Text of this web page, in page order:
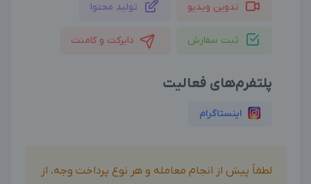
تدوین ویدیو تولید محتوا
ثبت سفارش دایرکت و کامنت
پلتفرم‌های فعالیت
اینستاگرام
لطفاً پیش از انجام معامله و هر نوع پرداخت وجه، از